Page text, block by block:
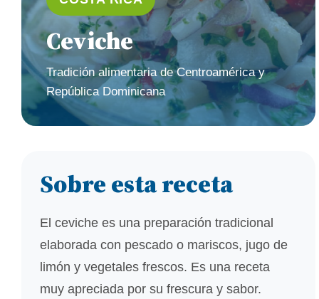
Ceviche
Tradición alimentaria de Centroamérica y
República Dominicana
Sobre esta receta
El ceviche es una preparación tradicional
elaborada con pescado o mariscos, jugo de
limón y vegetales frescos. Es una receta
muy apreciada por su frescura y sabor.